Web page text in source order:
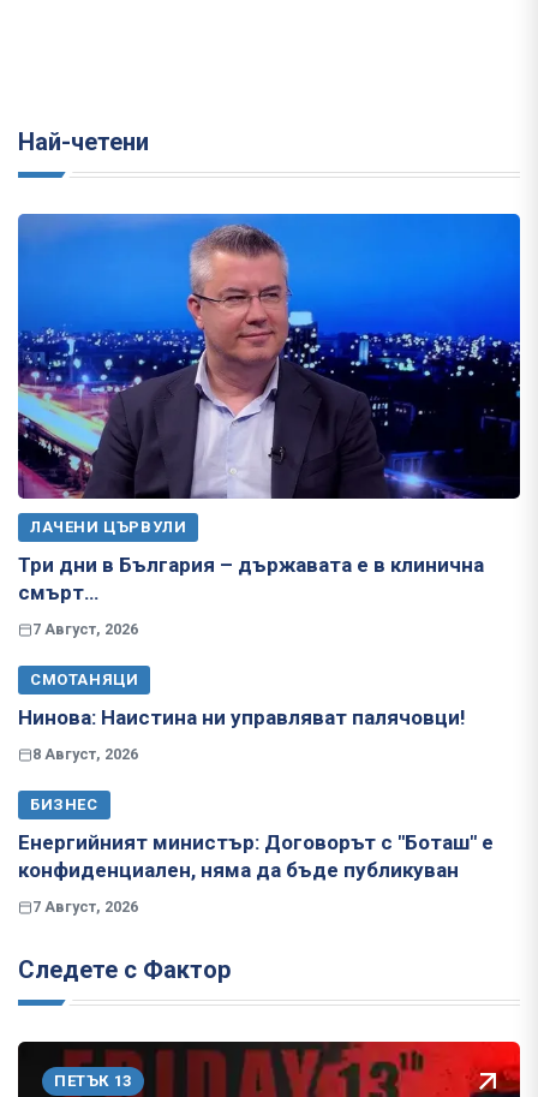
Най-четени
ЛАЧЕНИ ЦЪРВУЛИ
Три дни в България – държавата е в клинична
смърт…
7 Август, 2026
СМОТАНЯЦИ
Нинова: Наистина ни управляват палячовци!
8 Август, 2026
БИЗНЕС
Енергийният министър: Договорът с "Боташ" е
конфиденциален, няма да бъде публикуван
7 Август, 2026
Следете с Фактор
ПЕТЪК 13